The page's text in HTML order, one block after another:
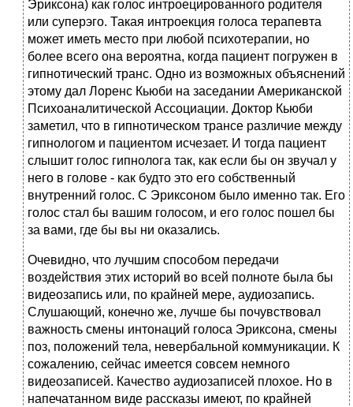
Эриксона) как голос интроецированного родителя
или суперэго. Такая интроекция голоса терапевта
может иметь место при любой психотерапии, но
более всего она вероятна, когда пациент погружен в
гипнотический транс. Одно из возможных объяснений
этому дал Лоренс Кьюби на заседании Американской
Психоаналитической Ассоциации. Доктор Кьюби
заметил, что в гипнотическом трансе различие между
гипнологом и пациентом исчезает. И тогда пациент
слышит голос гипнолога так, как если бы он звучал у
него в голове - как будто это его собственный
внутренний голос. С Эриксоном было именно так. Его
голос стал бы вашим голосом, и его голос пошел бы
за вами, где бы вы ни оказались.
Очевидно, что лучшим способом передачи
воздействия этих историй во всей полноте была бы
видеозапись или, по крайней мере, аудиозапись.
Слушающий, конечно же, лучше бы почувствовал
важность смены интонаций голоса Эриксона, смены
поз, положений тела, невербальной коммуникации. К
сожалению, сейчас имеется совсем немного
видеозаписей. Качество аудиозаписей плохое. Но в
напечатанном виде рассказы имеют, по крайней